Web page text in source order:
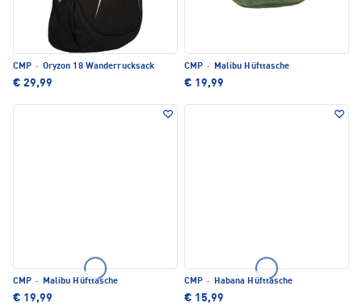
CMP · Oryzon 18 Wanderrucksack
€ 29,99
CMP · Malibu Hüfttasche
€ 19,99
CMP · Malibu Hüfttasche
€ 19,99
CMP · Habana Hüfttasche
€ 15,99